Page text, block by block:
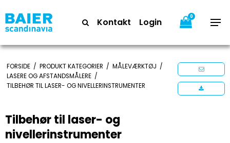
Kontakt Login 0
FORSIDE / PRODUKT KATEGORIER / MÅLEVÆRKTØJ /
LASERE OG AFSTANDSMÅLERE /
TILBEHØR TIL LASER- OG NIVELLERINSTRUMENTER
Tilbehør til laser- og
nivellerinstrumenter